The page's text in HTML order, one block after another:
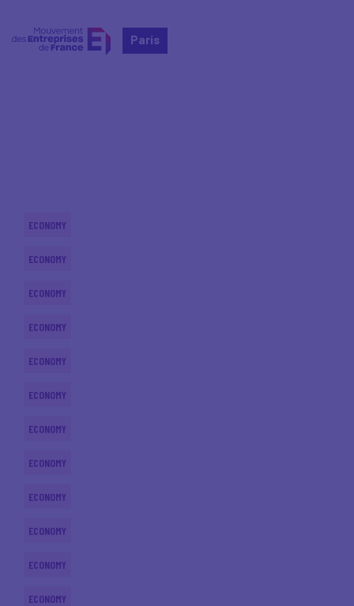
Paris
ECONOMY
ECONOMY
ECONOMY
ECONOMY
ECONOMY
ECONOMY
ECONOMY
ECONOMY
ECONOMY
ECONOMY
ECONOMY
ECONOMY